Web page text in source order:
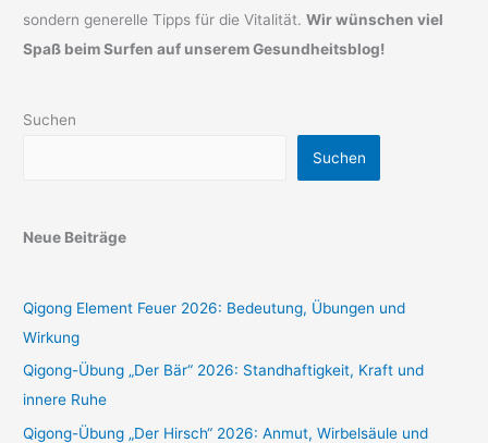
sondern generelle Tipps für die Vitalität.Wir wünschen viel
Spaß beim Surfen auf unserem Gesundheitsblog!
Suchen
Suchen
Neue Beiträge
Qigong Element Feuer 2026: Bedeutung, Übungen und
Wirkung
Qigong-Übung „Der Bär“ 2026: Standhaftigkeit, Kraft und
innere Ruhe
Qigong-Übung „Der Hirsch“ 2026: Anmut, Wirbelsäule und